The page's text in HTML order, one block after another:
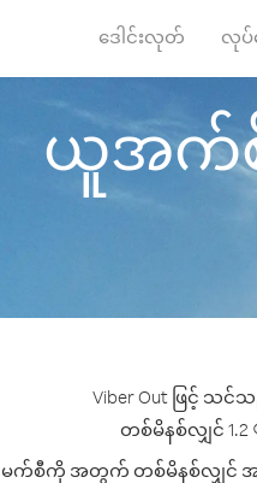
ဒေါင်းလုတ် လုပ်
ယူအက်စ်
Viber Out ဖြင့်
တစ်မိနစ်လျှင်
မက်စီကို အတွက် တစ်မိနစ်လျှင် အက